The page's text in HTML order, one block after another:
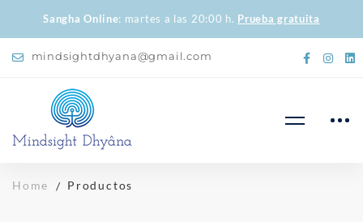
Sangha Online: martes a las 20:00 h. Prueba gratuita
mindsightdhyana@gmail.com
Home Productos